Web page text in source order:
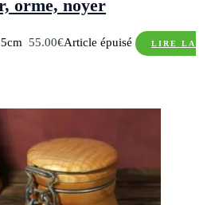
orme, noyer
55.00€Article épuisé LIRE LA